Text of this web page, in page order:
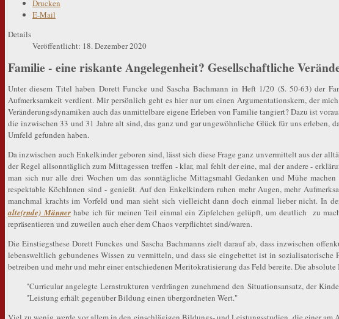
Drucken
E-Mail
Details
Veröffentlicht: 18. Dezember 2020
Familie - eine riskante Angelegenheit? Gesellschaftliche
Unter diesem Titel haben Dorett Funcke und Sascha Bachmann in Heft 1/20 (S. 50-63) der
Aufmerksamkeit verdient. Mir persönlich geht es hier nur um einen Argumentationskern, der
Veränderungsdynamiken auch das unmittelbare eigene Erleben von Familie tangiert? Dazu ist
die inzwischen 33 und 31 Jahre alt sind, das ganz und gar ungewöhnliche Glück für uns
Umfeld gefunden haben.
Da inzwischen auch Enkelkinder geboren sind, lässt sich diese Frage ganz unvermittelt aus der
der Regel allsonntäglich zum Mittagessen treffen - klar, mal fehlt der eine, mal der andere -
man sich nur alle drei Wochen um das sonntägliche Mittagsmahl Gedanken und Mühe
respektable KöchInnen sind - genießt. Auf den Enkelkindern ruhen mehr Augen, mehr
manchmal krachts im Vorfeld und man sieht sich vielleicht dann doch einmal lieber nicht. In
alte(rnde) Männerhabe ich für meinen Teil einmal ein Zipfelchen gelüpft, um deutlich zu
repräsentieren und zuweilen auch eher dem Chaos verpflichtet sind/waren.
Die Einstiegsthese Dorett Funckes und Sascha Bachmanns zielt darauf ab, dass inzwischen
lebensweltlich gebundenes Wissen zu vermitteln, und dass sie eingebettet ist in
betreiben und mehr und mehr einer entschiedenen Meritokratisierung das Feld bereite. Die
"Curricular angelegte Lernstrukturen verdrängen zunehmend den Situationsansatz, der
"Leistung erhält gegenüber Bildung einen übergordneten Wert."